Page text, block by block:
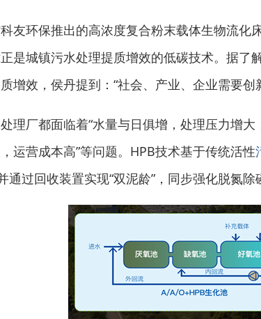
环保推出的高浓度复合粉末载体生物流化
是城镇污水处理提质增效的低碳技术。据
增效，侯丹提到：“社会、产业、企业需要
厂都面临着“水量与日俱增，处理压力增大
运营成本高”等问题。HPB技术基于传统活性
通过回收装置实现“双泥龄”，同步强化脱氮